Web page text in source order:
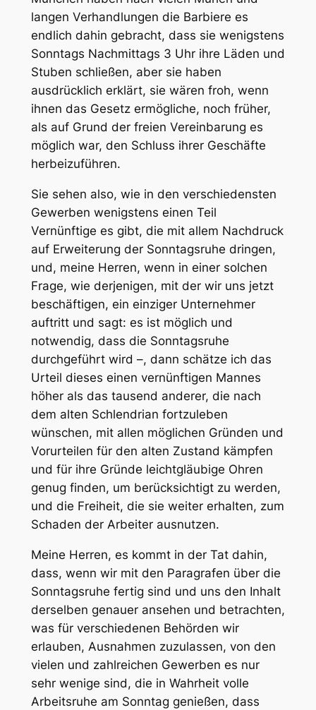
langen Verhandlungen die Barbiere es
endlich dahin gebracht, dass sie wenigstens
Sonntags Nachmittags 3 Uhr ihre Läden und
Stuben schließen, aber sie haben
ausdrücklich erklärt, sie wären froh, wenn
ihnen das Gesetz ermögliche, noch früher,
als auf Grund der freien Vereinbarung es
möglich war, den Schluss ihrer Geschäfte
herbeizuführen.
Sie sehen also, wie in den verschiedensten
Gewerben wenigstens einen Teil
Vernünftige es gibt, die mit allem Nachdruck
auf Erweiterung der Sonntagsruhe dringen,
und, meine Herren, wenn in einer solchen
Frage, wie derjenigen, mit der wir uns jetzt
beschäftigen, ein einziger Unternehmer
auftritt und sagt: es ist möglich und
notwendig, dass die Sonntagsruhe
durchgeführt wird –, dann schätze ich das
Urteil dieses einen vernünftigen Mannes
höher als das tausend anderer, die nach
dem alten Schlendrian fortzuleben
wünschen, mit allen möglichen Gründen und
Vorurteilen für den alten Zustand kämpfen
und für ihre Gründe leichtgläubige Ohren
genug finden, um berücksichtigt zu werden,
und die Freiheit, die sie weiter erhalten, zum
Schaden der Arbeiter ausnutzen.
Meine Herren, es kommt in der Tat dahin,
dass, wenn wir mit den Paragrafen über die
Sonntagsruhe fertig sind und uns den Inhalt
derselben genauer ansehen und betrachten,
was für verschiedenen Behörden wir
erlauben, Ausnahmen zuzulassen, von den
vielen und zahlreichen Gewerben es nur
sehr wenige sind, die in Wahrheit volle
Arbeitsruhe am Sonntag genießen, dass